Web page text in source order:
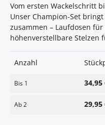
Vom ersten Wackelschritt
Unser Champion-Set
zusammen – Laufdosen
höhenverstellbare Stelzen
Anzahl
Bis 1 34,95
Ab2 29,95